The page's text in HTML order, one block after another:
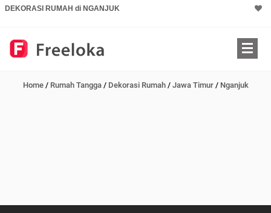
DEKORASI RUMAH di NGANJUK
Home / Rumah Tangga / Dekorasi Rumah / Jawa Timur / Nganjuk